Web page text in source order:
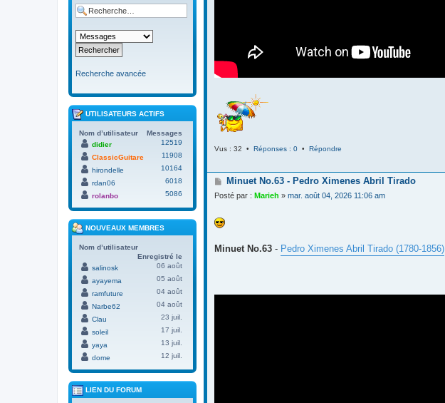
Vus : 32 • Réponses : 0 • Répondre
M
s
a
g
Minuet No.63 - Pedro Ximenes Abril Tirado
Posté par : Marieh » mar. août 04, 2026 11:06 am
Minuet No.63 - Pedro Ximenes Abril Tirado (1780-1856)
Recherche avancée
UTILISATEURS ACTIFS
Nom d’utilisateur
Messages
didier
12519
ClassicGuitare
11908
hirondelle
10164
rdan06
6018
rolanbo
5086
NOUVEAUX MEMBRES
Nom d’utilisateur
Enregistré le
salinosk
06 août
ayayema
05 août
ramfuture
04 août
Narbe62
04 août
Clau
23 juil.
soleil
17 juil.
yaya
13 juil.
dome
12 juil.
LIEN DU FORUM